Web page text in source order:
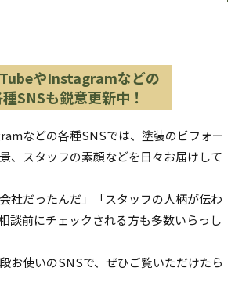
やInstagramなどの
SNSも鋭意更新中！
などの各種SNSでは、塗装のビフォー
、スタッフの素顔などを日々お届けして
社だったんだ」「スタッフの人柄が伝わ
談前にチェックされる方も多数いらっし
お使いのSNSで、ぜひご覧いただけたら